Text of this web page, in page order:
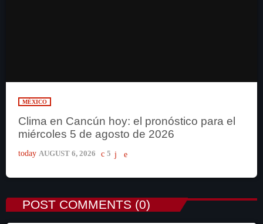
MÉXICO
Clima en Cancún hoy: el pronóstico para el
miércoles 5 de agosto de 2026
today AUGUST 6, 2026 5
POST COMMENTS (0)